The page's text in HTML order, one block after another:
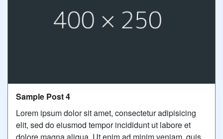
Sample Post 4
Lorem ipsum dolor sit amet, consectetur adipisicing
elit, sed do eiusmod tempor incididunt ut labore et